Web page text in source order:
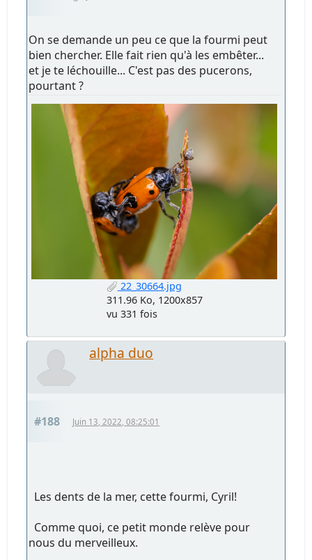
On se demande un peu ce que la fourmi peut
bien chercher. Elle fait rien qu'à les embêter...
et je te léchouille... C'est pas des pucerons,
pourtant ?
22_30664.jpg
311.96 Ko, 1200x857
vu 331 fois
alpha duo
#188 Juin 13, 2022, 08:25:01
Les dents de la mer, cette fourmi, Cyril!
Comme quoi, ce petit monde relève pour
nous du merveilleux.